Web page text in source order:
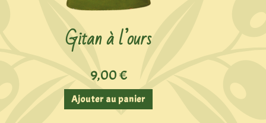
Gitan à l’ours
9,00€
Ajouter au panier